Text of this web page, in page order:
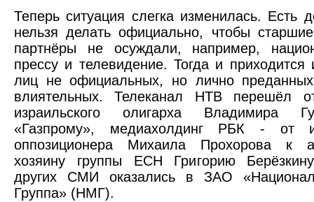
Теперь ситуация слегка изменилась. Есть
нельзя делать официально, чтобы
партнёры не осуждали, например,
прессу и телевидение. Тогда и приходится
лиц не официальных, но лично
влиятельных. Телеканал НТВ перешёл
израильского олигарха Владимира
«Газпрому», медиахолдинг РБК - от
оппозиционера Михаила Прохорова к
хозяину группы ЕСН Григорию
других СМИ оказались в ЗАО
Группа» (НМГ).